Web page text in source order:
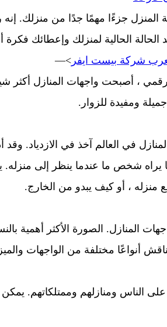
المنزل جزءًا مهمًا جدًا من منزلك.
الحالة الحالية لمنزلك وإعطائك
شركة بيست ايفر >—
، أصبحت واجهات المنازل أكثر
ومفيدة للزوار.
في العالم آخذ في الازدياد.
يراه شخص ما عندما ينظر إلى منزله.
، أو كيف يبدو من الخارج.
المنازل. الصورة الأكثر أهمية
أنواعًا مختلفة من الواجهات
على الناس ومنازلهم وممتلكاتهم.